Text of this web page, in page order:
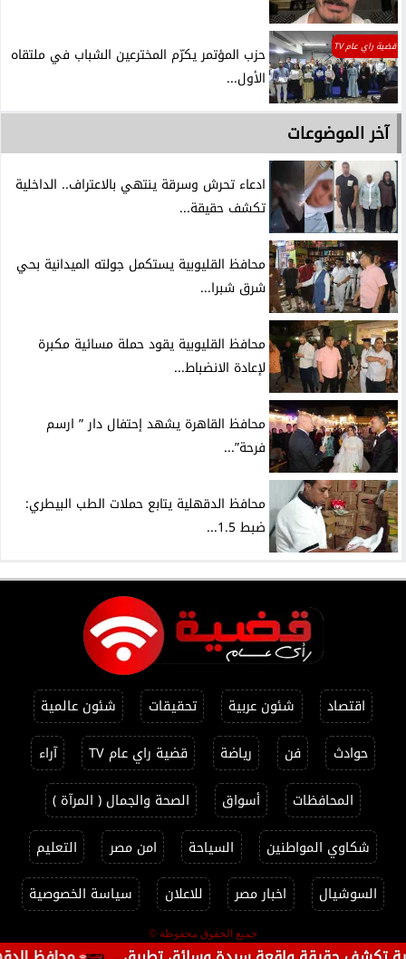
قضية راي عام TV
حزب المؤتمر يكرّم المخترعين الشباب في ملتقاه
الأول...
آخر الموضوعات
ادعاء تحرش وسرقة ينتهي بالاعتراف.. الداخلية
تكشف حقيقة...
محافظ القليوبية يستكمل جولته الميدانية بحي
شرق شبرا...
محافظ القليوبية يقود حملة مسائية مكبرة
لإعادة الانضباط...
محافظ القاهرة يشهد إحتفال دار ” ارسم
فرحة”...
محافظ الدقهلية يتابع حملات الطب البيطري:
ضبط 1.5...
اقتصاد شئون عربية تحقيقات
شئون عالمية
حوادث
فن رياضة قضية راي عام TV
آراء
المحافظات
أسواق
الصحة والجمال ( المرآة )
شكاوي المواطنين
السياحة امن مصر
التعليم
السوشيال
اخبار مصر للاعلان سياسة الخصوصية
جميع الحقوق محفوظة ©